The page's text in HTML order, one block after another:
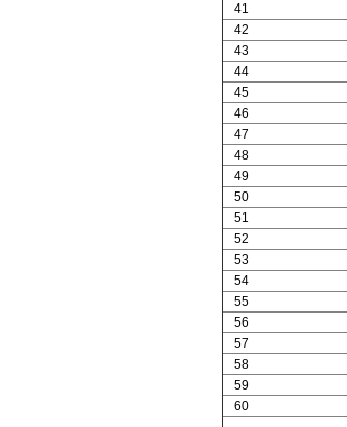
41
42
43
44
45
46
47
48
49
50
51
52
53
54
55
56
57
58
59
60